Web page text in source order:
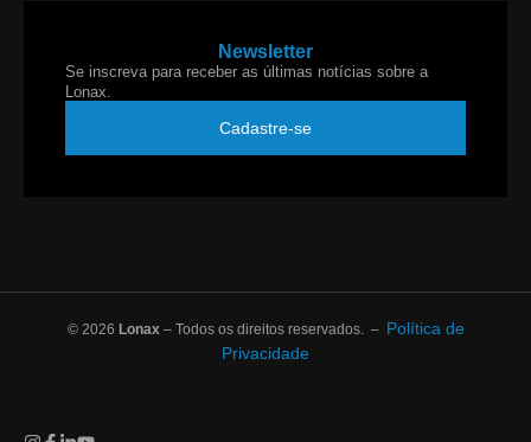
Newsletter
Se inscreva para receber as últimas notícias sobre a
Lonax.
Cadastre-se
© 2026 Lonax– Todos os direitos reservados. – Política de
Privacidade